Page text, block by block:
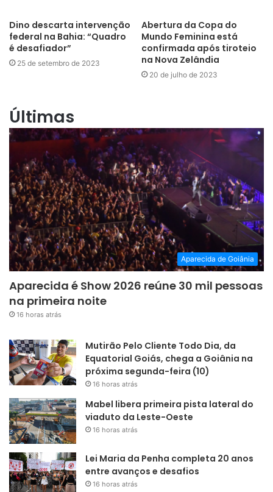
Dino descarta intervenção
federal na Bahia: “Quadro
é desafiador”
25 de setembro de 2023
Abertura da Copa do
Mundo Feminina está
confirmada após tiroteio
na Nova Zelândia
20 de julho de 2023
Últimas
Aparecida de Goiânia
Aparecida é Show 2026 reúne 30 mil pessoas
na primeira noite
16 horas atrás
Mutirão Pelo Cliente Todo Dia, da
Equatorial Goiás, chega a Goiânia na
próxima segunda-feira (10)
16 horas atrás
Mabel libera primeira pista lateral do
viaduto da Leste-Oeste
16 horas atrás
Lei Maria da Penha completa 20 anos
entre avanços e desafios
16 horas atrás